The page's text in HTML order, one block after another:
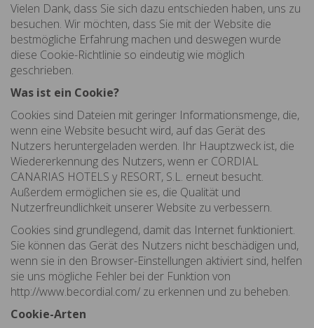
Vielen Dank, dass Sie sich dazu entschieden haben, uns zu
besuchen. Wir möchten, dass Sie mit der Website die
bestmögliche Erfahrung machen und deswegen wurde
diese Cookie-Richtlinie so eindeutig wie möglich
geschrieben.
Was ist ein Cookie?
Cookies sind Dateien mit geringer Informationsmenge, die,
wenn eine Website besucht wird, auf das Gerät des
Nutzers heruntergeladen werden. Ihr Hauptzweck ist, die
Wiedererkennung des Nutzers, wenn er CORDIAL
CANARIAS HOTELS y RESORT, S.L. erneut besucht.
Außerdem ermöglichen sie es, die Qualität und
Nutzerfreundlichkeit unserer Website zu verbessern.
Cookies sind grundlegend, damit das Internet funktioniert.
Sie können das Gerät des Nutzers nicht beschädigen und,
wenn sie in den Browser-Einstellungen aktiviert sind, helfen
sie uns mögliche Fehler bei der Funktion von
http://www.becordial.com/ zu erkennen und zu beheben.
Cookie-Arten